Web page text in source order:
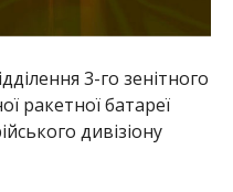
3-го зенітного
ракетної батареї
дивізіону